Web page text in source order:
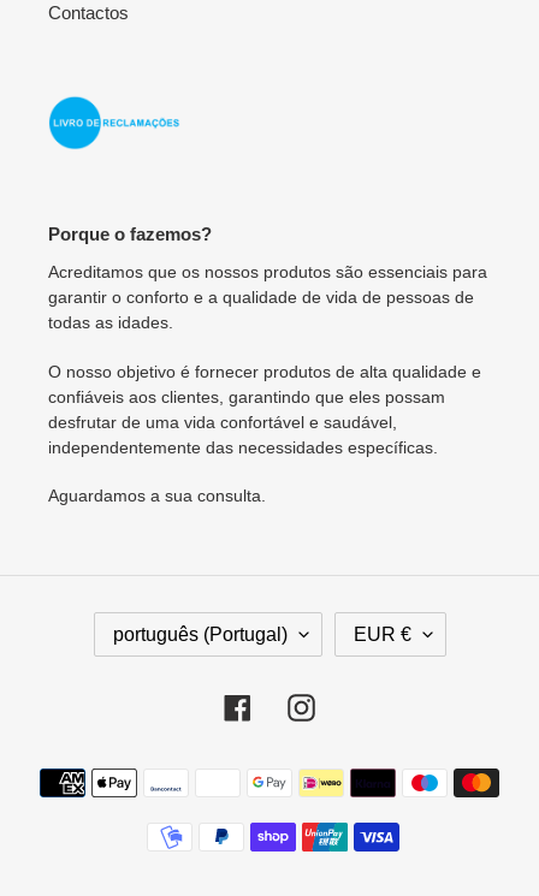
Contactos
Porque o fazemos?
Acreditamos que os nossos produtos são essenciais para
garantir o conforto e a qualidade de vida de pessoas de
todas as idades.
O nosso objetivo é fornecer produtos de alta qualidade e
confiáveis aos clientes, garantindo que eles possam
desfrutar de uma vida confortável e saudável,
independentemente das necessidades específicas.
Aguardamos a sua consulta.
português (Portugal) EUR €
FacebookInstagram
Métodos
de
pagamento